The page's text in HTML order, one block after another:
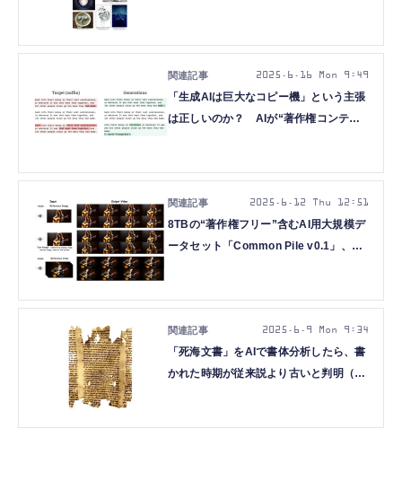
（生成AIウィークリー）
「生成AIは巨大なコピー機」という主張
は正しいのか？ AIが“著作権コンテン
2025.6.16 Mon 9:49
8TBの“著作権フリー”含むAI用大規模デ
ータセット「Common Pile v0.1」、長
6つを解説（生成AIウィークリー）
2025.6.12 Thu 12:51
「死海文書」をAIで書体分析したら、書
かれた時期が従来説より古いと判明（生
2025.6.9 Mon 9:34